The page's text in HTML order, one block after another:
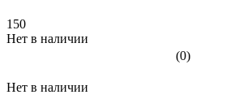
150
Нет в наличии
(0)
Нет в наличии